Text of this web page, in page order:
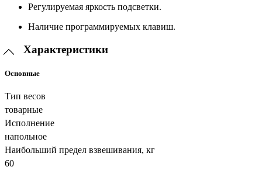
Регулируемая яркость подсветки.
Наличие программируемых клавиш.
Характеристики
Основные
Тип весов
товарные
Исполнение
напольное
Наибольший предел взвешивания, кг
60